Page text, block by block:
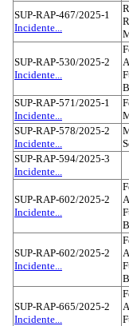
SUP-RAP-467/2025-1
Incidente...
SUP-RAP-530/2025-2
Incidente...
SUP-RAP-571/2025-1
Incidente...
SUP-RAP-578/2025-2
Incidente...
SUP-RAP-594/2025-3
Incidente...
SUP-RAP-602/2025-2
Incidente...
SUP-RAP-602/2025-2
Incidente...
SUP-RAP-665/2025-2
Incidente...